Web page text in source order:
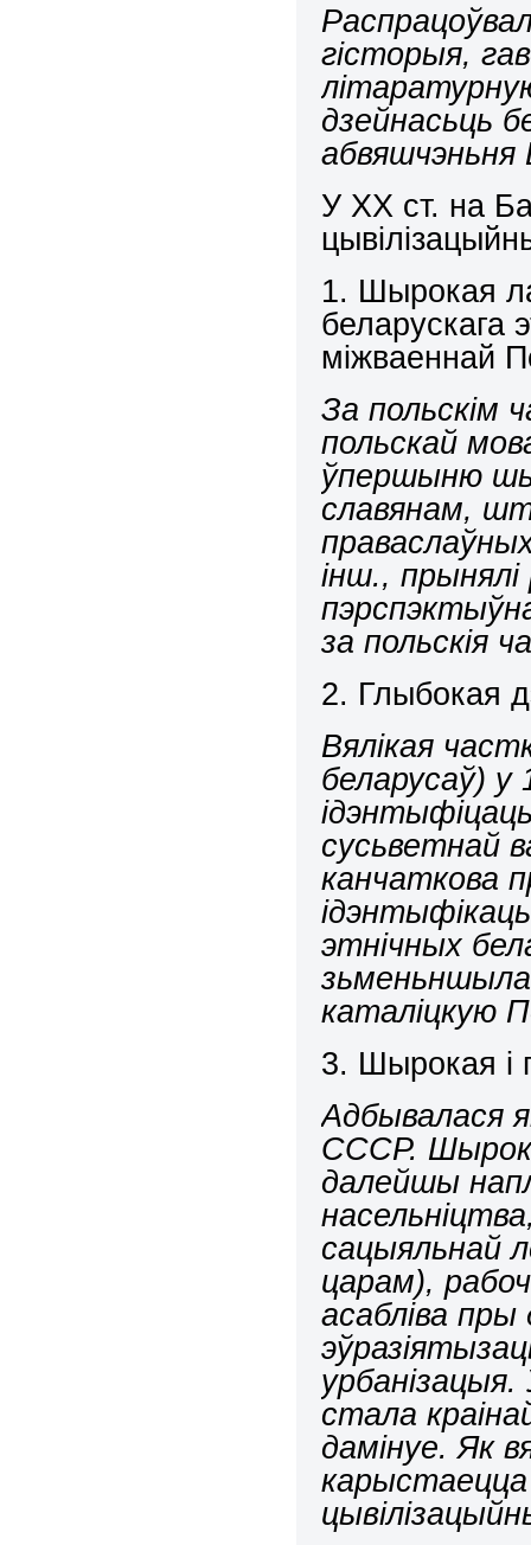
гісторыя,
дзейнасьць
абвяшчэньня
У ХХ ст. на
1. Шырокая
беларускага
міжваеннай
За польскім
польскай
ўпершыню
славянам,
інш.,
за польскія
2. Глыбокая
Вялікая
беларусаў) у
сусьветнай
канчаткова
этнічных
каталіцкую
3. Шырокая і
Адбывалася
СССР.
далейшы
сацыяльнай
царам),
асабліва
стала
дамінуе. Як
карыстаецца